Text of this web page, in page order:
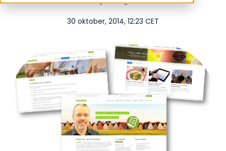
30 oktober, 2014, 12:23 CET